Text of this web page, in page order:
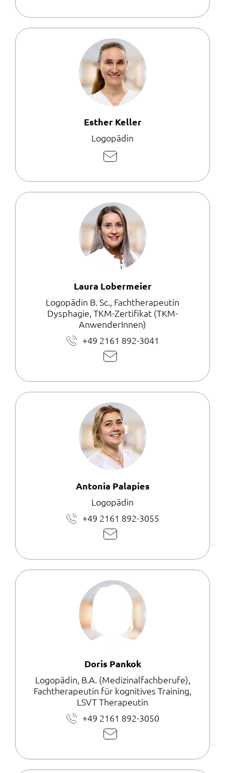
schreiben
Esther Keller
Logopädin
E-
schreiben
Laura Lobermeier
Logopädin B. Sc., Fachtherapeutin
Dysphagie, TKM-Zertifikat (TKM-
AnwenderInnen)
+49 2161 892-3041
E-
schreiben
Antonia Palapies
Logopädin
+49 2161 892-3055
E-
schreiben
Doris Pankok
Logopädin, B.A. (Medizinalfachberufe),
Fachtherapeutin für kognitives Training,
LSVT Therapeutin
+49 2161 892-3050
E-
schreiben